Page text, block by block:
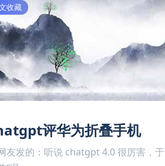
收藏
评华为折叠手机
友发的：听说 chatgpt 4.0 很厉害，